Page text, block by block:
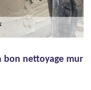
bon nettoyage mur